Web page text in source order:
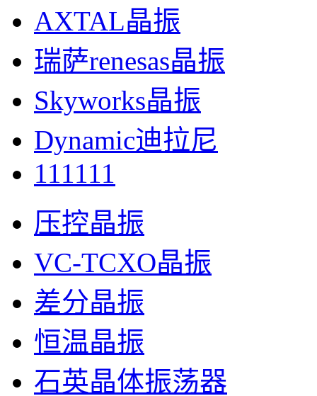
AXTAL晶振
瑞萨renesas晶振
Skyworks晶振
Dynamic迪拉尼
111111
压控晶振
VC-TCXO晶振
差分晶振
恒温晶振
石英晶体振荡器